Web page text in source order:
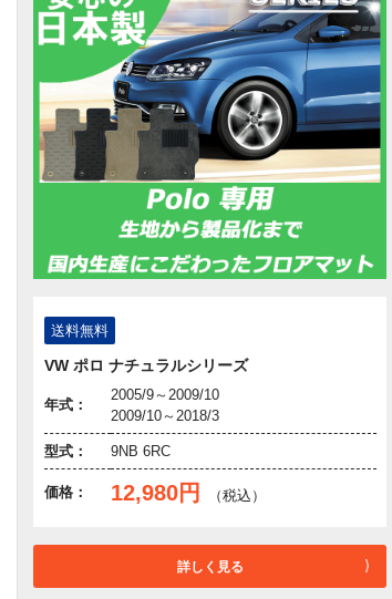
送料無料
VW ポロ ナチュラルシリーズ
年式：
2005/9～2009/10
2009/10～2018/3
型式： 9NB 6RC
価格： 12,980円 （税込）
詳しく見る